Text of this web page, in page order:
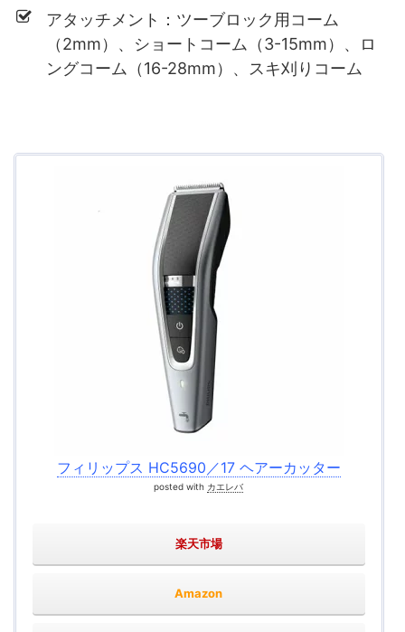
アタッチメント：ツーブロック用コーム
（2mm）、ショートコーム（3-15mm）、ロ
ングコーム（16-28mm）、スキ刈りコーム
フィリップス HC5690／17 ヘアーカッター
posted with カエレバ
楽天市場
Amazon